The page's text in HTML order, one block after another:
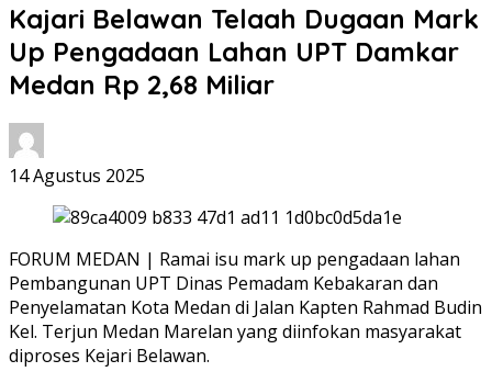
Kajari Belawan Telaah Dugaan Mark
Up Pengadaan Lahan UPT Damkar
Medan Rp 2,68 Miliar
14 Agustus 2025
FORUM MEDAN | Ramai isu mark up pengadaan lahan
Pembangunan UPT Dinas Pemadam Kebakaran dan
Penyelamatan Kota Medan di Jalan Kapten Rahmad Budin
Kel. Terjun Medan Marelan yang diinfokan masyarakat
diproses Kejari Belawan.